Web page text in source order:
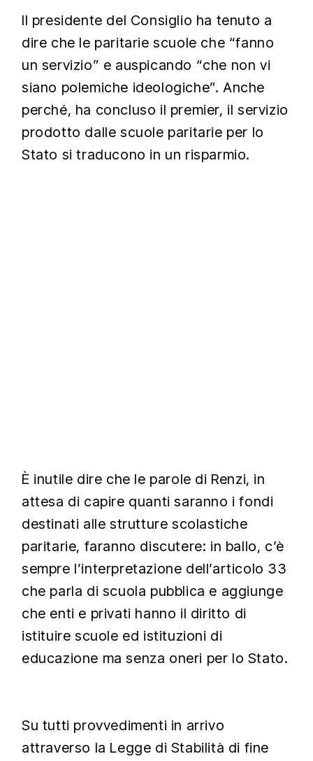
Il presidente del Consiglio ha tenuto a
dire che le paritarie scuole che “fanno
un servizio” e auspicando “che non vi
siano polemiche ideologiche”. Anche
perché, ha concluso il premier, il servizio
prodotto dalle scuole paritarie per lo
Stato si traducono in un risparmio.
È inutile dire che le parole di Renzi, in
attesa di capire quanti saranno i fondi
destinati alle strutture scolastiche
paritarie, faranno discutere: in ballo, c’è
sempre l’interpretazione dell’articolo 33
che parla di scuola pubblica e aggiunge
che enti e privati hanno il diritto di
istituire scuole ed istituzioni di
educazione ma senza oneri per lo Stato.
Su tutti provvedimenti in arrivo
attraverso la Legge di Stabilità di fine